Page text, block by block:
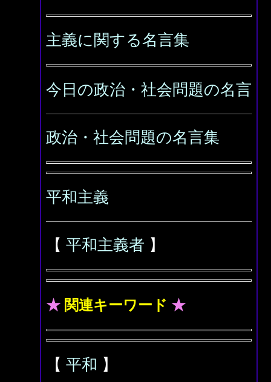
主義に関する名言集
今日の政治・社会問題の名言
政治・社会問題の名言集
平和主義
【 平和主義者 】
★ 関連キーワード ★
【 平和 】